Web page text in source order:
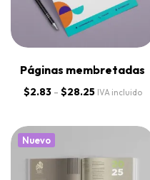
Páginas membretadas
$2.83 - $28.25 IVA incluido
Nuevo